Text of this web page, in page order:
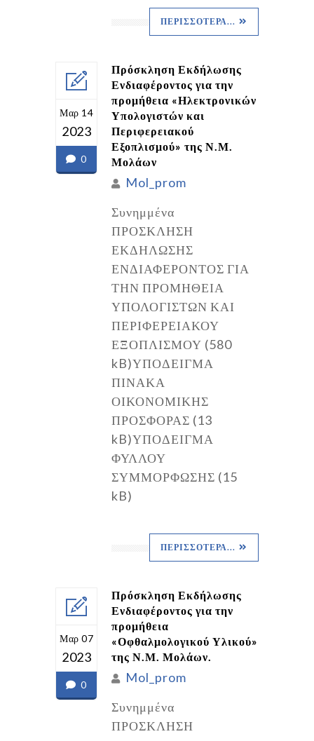
ΠΕΡΙΣΣΌΤΕΡΑ...
Μαρ 14
2023
0
Πρόσκληση Εκδήλωσης
Ενδιαφέροντος για την
προμήθεια «Ηλεκτρονικών
Υπολογιστών και
Περιφερειακού
Εξοπλισμού» της Ν.Μ.
Μολάων
Mol_prom
Συνημμένα
ΠΡΟΣΚΛΗΣΗ
ΕΚΔΗΛΩΣΗΣ
ΕΝΔΙΑΦΕΡΟΝΤΟΣ ΓΙΑ
ΤΗΝ ΠΡΟΜΗΘΕΙΑ
ΥΠΟΛΟΓΙΣΤΩΝ ΚΑΙ
ΠΕΡΙΦΕΡΕΙΑΚΟΥ
ΕΞΟΠΛΙΣΜΟΥ (580
kB)ΥΠΟΔΕΙΓΜΑ
ΠΙΝΑΚΑ
ΟΙΚΟΝΟΜΙΚΗΣ
ΠΡΟΣΦΟΡΑΣ (13
kB)ΥΠΟΔΕΙΓΜΑ
ΦΥΛΛΟΥ
ΣΥΜΜΟΡΦΩΣΗΣ (15
kB)
ΠΕΡΙΣΣΌΤΕΡΑ...
Μαρ 07
2023
0
Πρόσκληση Εκδήλωσης
Ενδιαφέροντος για την
προμήθεια
«Οφθαλμολογικού Υλικού»
της Ν.Μ. Μολάων.
Mol_prom
Συνημμένα
ΠΡΟΣΚΛΗΣΗ